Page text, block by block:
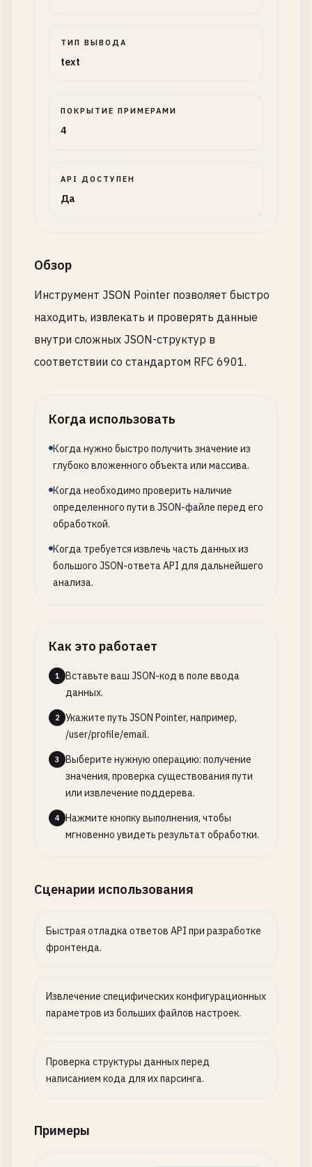
ТИП ВЫВОДА
text
ПОКРЫТИЕ ПРИМЕРАМИ
4
API ДОСТУПЕН
Да
Обзор
Инструмент JSON Pointer позволяет быстро
находить, извлекать и проверять данные
внутри сложных JSON-структур в
соответствии со стандартом RFC 6901.
Когда использовать
Когда нужно быстро получить значение из
глубоко вложенного объекта или массива.
Когда необходимо проверить наличие
определенного пути в JSON-файле перед его
обработкой.
Когда требуется извлечь часть данных из
большого JSON-ответа API для дальнейшего
анализа.
Как это работает
1
Вставьте ваш JSON-код в поле ввода
данных.
2
Укажите путь JSON Pointer, например,
/user/profile/email.
3
Выберите нужную операцию: получение
значения, проверка существования пути
или извлечение поддерева.
4
Нажмите кнопку выполнения, чтобы
мгновенно увидеть результат обработки.
Сценарии использования
Быстрая отладка ответов API при разработке
фронтенда.
Извлечение специфических конфигурационных
параметров из больших файлов настроек.
Проверка структуры данных перед
написанием кода для их парсинга.
Примеры